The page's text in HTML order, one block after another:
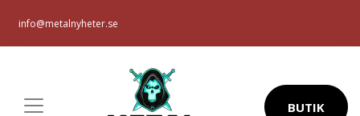
info@metalnyheter.se
BUTIK